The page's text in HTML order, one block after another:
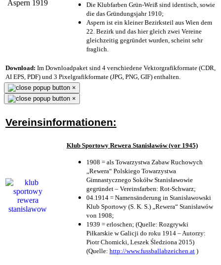
Die Klubfarben Grün-Weiß sind identisch, sowie
die das Gründungsjahr 1910;
Aspern ist ein kleiner Bezirksteil aus Wien dem
22. Bezirk und das hier gleich zwei Vereine
gleichzeitig gegründet wurden, scheint sehr
fraglich.
Download: Im Downloadpaket sind 4 verschiedene Vektorgrafikformate (CDR,
AI EPS, PDF) und 3 Pixelgrafikformate (JPG, PNG, GIF) enthalten.
×
×
Vereinsinformationen:
Klub Sportowy Rewera Stanisławów (vor 1945)
1908 = als Towarzystwa Zabaw Ruchowych
„Rewera“ Polskiego Towarzystwa
Gimnastycznego Sokółw Stanisławowie
gegründet – Vereinsfarben: Rot-Schwarz;
04.1914 = Namensänderung in Stanisławowski
Klub Sportowy (S. K. S.) „Rewera“ Stanisławów
von 1908;
1939 = erloschen; (Quelle: Rozgrywki
Piłkarskie w Galicji do roku 1914 – Autorzy:
Piotr Chomicki, Leszek Śledziona 2015)
(Quelle: http://www.fussballabzeichen.at )